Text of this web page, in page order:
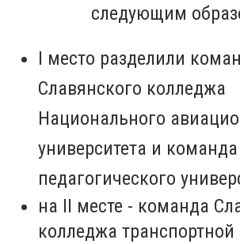
следующим
I место разделили
Славянского колледжа
Национального
университета и команда
педагогического
на II месте - команда
колледжа транспортной